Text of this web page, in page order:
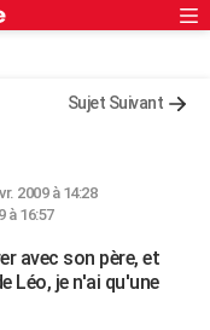
Sujet Suivant
2009 à 14:28
à 16:57
avec son père, et
Léo, je n'ai qu'une